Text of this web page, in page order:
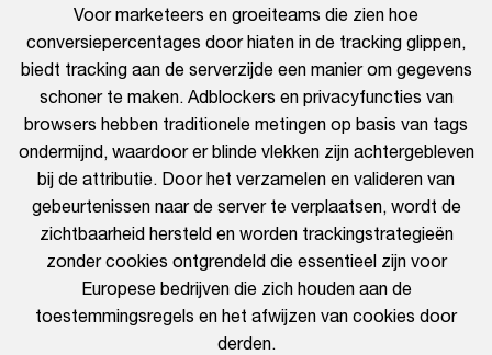
Voor marketeers en groeiteams die zien hoe
conversiepercentages door hiaten in de tracking glippen,
biedt tracking aan de serverzijde een manier om gegevens
schoner te maken. Adblockers en privacyfuncties van
browsers hebben traditionele metingen op basis van tags
ondermijnd, waardoor er blinde vlekken zijn achtergebleven
bij de attributie. Door het verzamelen en valideren van
gebeurtenissen naar de server te verplaatsen, wordt de
zichtbaarheid hersteld en worden trackingstrategieën
zonder cookies ontgrendeld die essentieel zijn voor
Europese bedrijven die zich houden aan de
toestemmingsregels en het afwijzen van cookies door
derden.